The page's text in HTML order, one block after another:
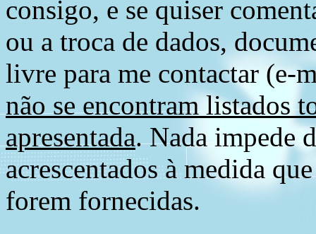
consigo, e se quiser
ou a troca de dados,
livre para me contactar (e-
não se encontram listados
apresentada. Nada impede
acrescentados à medida
forem fornecidas.